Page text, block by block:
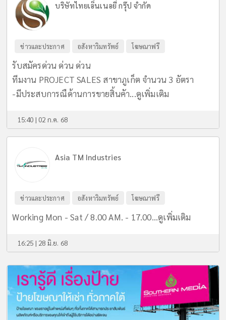
บริษัทไทยเอ็นเนอยี่ กรุ๊ป จำกัด
ข่าวและประกาศ อสังหาริมทรัพย์ โฆษณาฟรี
รับสมัครด่วน ด่วน ด่วน
ทีมงาน PROJECT SALES สาขาภูเก็ต จำนวน 3 อัตรา
-มีประสบการณืด้านการขายสิ้นคัา...ดูเพิ่มเติม
15:40 | 02 ก.ค. 68
Asia TM Industries
ข่าวและประกาศ อสังหาริมทรัพย์ โฆษณาฟรี
Working Mon - Sat / 8.00 AM. - 17.00...ดูเพิ่มเติม
16:25 | 28 มิ.ย. 68